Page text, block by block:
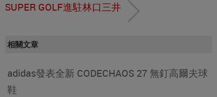
SUPER GOLF進駐林口三井
相關文章
adidas發表全新 CODECHAOS 27 無釘高爾夫球
鞋